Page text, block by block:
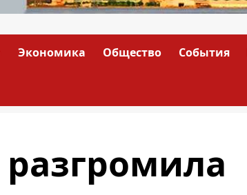
Экономика Общество События